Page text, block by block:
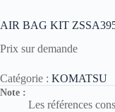
AIR BAG KIT
Prix sur demande
Catégorie : KOMATSU
Note :
Les références